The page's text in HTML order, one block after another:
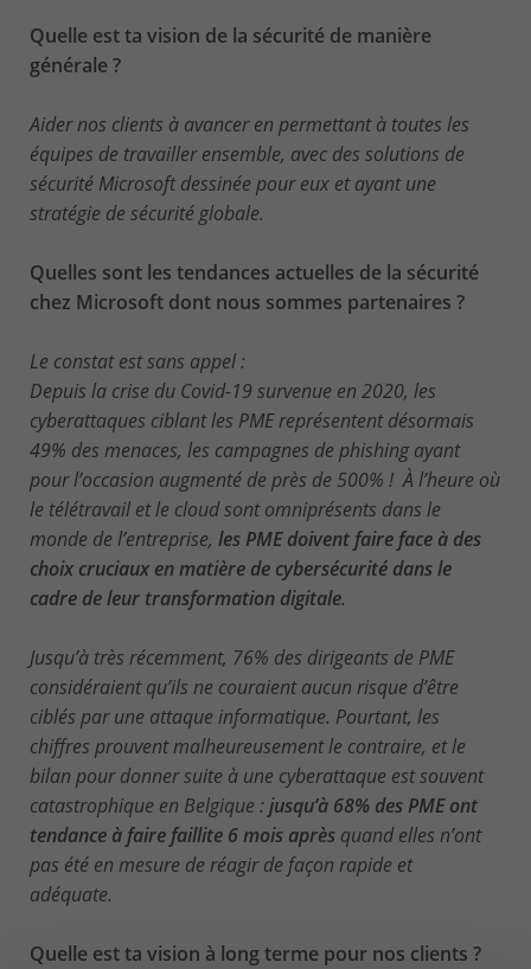
Quelle est ta vision de la sécurité de manière
générale ?
Aider nos clients à avancer en permettant à toutes les
équipes de travailler ensemble, avec des solutions de
sécurité Microsoft dessinée pour eux et ayant une
stratégie de sécurité globale.
Quelles sont les tendances actuelles de la sécurité
chez Microsoft dont nous sommes partenaires ?
Le constat est sans appel :
Depuis la crise du Covid-19 survenue en 2020, les
cyberattaques ciblant les PME représentent désormais
49% des menaces, les campagnes de phishing ayant
pour l’occasion augmenté de près de 500% ! À l’heure où
le télétravail et le cloud sont omniprésents dans le
monde de l’entreprise, les PME doivent faire face à des
choix cruciaux en matière de cybersécurité dans le
cadre de leur transformation digitale.
Jusqu’à très récemment, 76% des dirigeants de PME
considéraient qu’ils ne couraient aucun risque d’être
ciblés par une attaque informatique. Pourtant, les
chiffres prouvent malheureusement le contraire, et le
bilan pour donner suite à une cyberattaque est souvent
catastrophique en Belgique :jusqu’à 68% des PME ont
tendance à faire faillite 6 mois après quand elles n’ont
pas été en mesure de réagir de façon rapide et
adéquate.
Quelle est ta vision à long terme pour nos clients ?